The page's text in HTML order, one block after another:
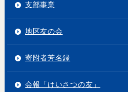
支部事業
地区友の会
寄附者芳名録
会報「けいさつの友」